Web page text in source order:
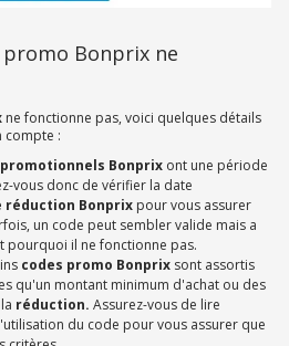
Bonprix ne
ne fonctionne pas, voici quelques détails
compte :
Bonprix ont une période
vous donc de vérifier la date
réduction Bonprix pour vous assurer
un code peut sembler valide mais a
pourquoi il ne fonctionne pas.
codes promo Bonprix sont assortis
qu'un montant minimum d'achat ou des
réduction. Assurez-vous de lire
du code pour vous assurer que